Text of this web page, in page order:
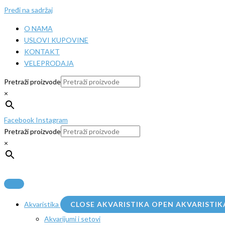
Pređi na sadržaj
O NAMA
USLOVI KUPOVINE
KONTAKT
VELEPRODAJA
Pretraži proizvode
×
Facebook Instagram
Pretraži proizvode
×
Akvaristika CLOSE AKVARISTIKA OPEN
Akvarijumi i setovi